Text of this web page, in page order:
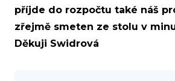
příjde do rozpočtu také náš
zřejmě smeten ze stolu v
Děkuji Swidrová